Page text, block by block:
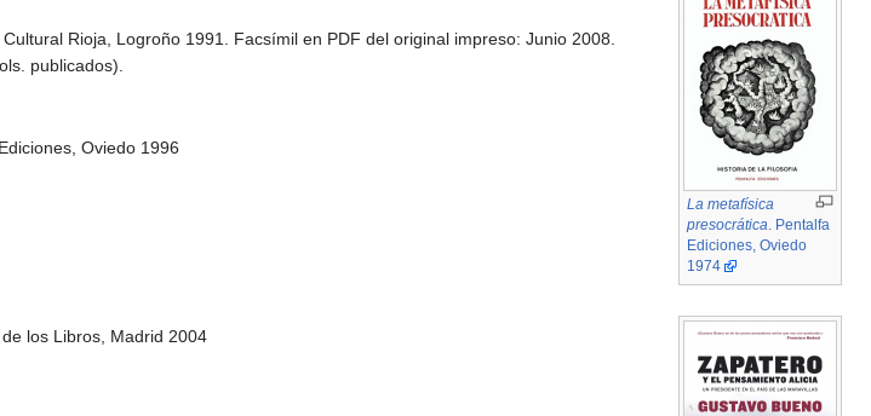
La metafísica
presocrática. Pentalfa
Ediciones, Oviedo
1974
Cultural Rioja, Logroño 1991. Facsímil en PDF del original impreso: Junio 2008.
publicados).
Oviedo 1996
los Libros, Madrid 2004